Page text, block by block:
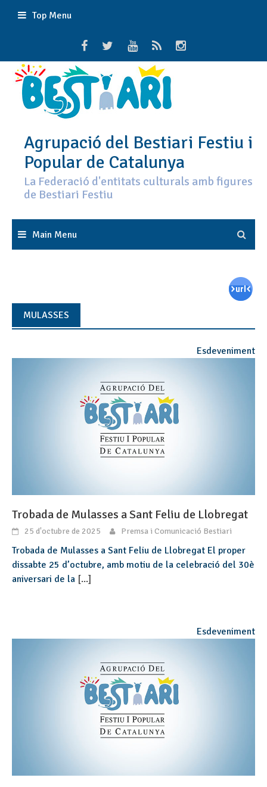
Top Menu
Agrupació del Bestiari Festiu i
Popular de Catalunya
La Federació d'entitats culturals amb figures
de Bestiari Festiu
Main Menu
MULASSES
Esdeveniment
Trobada de Mulasses a Sant Feliu de Llobregat
25 d'octubre de 2025 Premsa i Comunicació Bestiari
Trobada de Mulasses a Sant Feliu de Llobregat El proper
dissabte 25 d’octubre, amb motiu de la celebració del 30è
aniversari de la [...]
Esdeveniment